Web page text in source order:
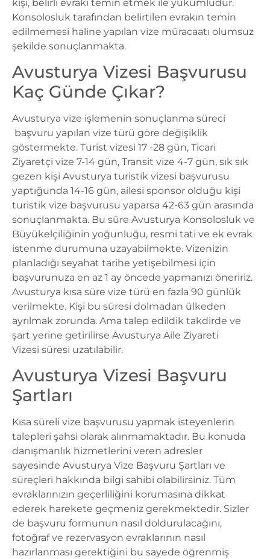
kişi, belirli evrakı temin etmek ile yükümlüdür.
Konsolosluk tarafından belirtilen evrakın temin
edilmemesi haline yapılan vize müracaatı olumsuz
şekilde sonuçlanmakta.
Avusturya Vizesi Başvurusu
Kaç Günde Çıkar?
Avusturya vize işlemenin sonuçlanma süreci
başvuru yapılan vize türü göre değişiklik
göstermekte. Turist vizesi 17 -28 gün, Ticari
Ziyaretçi vize 7-14 gün, Transit vize 4-7 gün, sık sık
gezen kişi Avusturya turistik vizesi başvurusu
yaptığunda 14-16 gün, ailesi sponsor olduğu kişi
turistik vize başvurusu yaparsa 42-63 gün arasında
sonuçlanmakta. Bu süre Avusturya Konsolosluk ve
Büyükelçiliğinin yoğunluğu, resmi tati ve ek evrak
istenme durumuna uzayabilmekte. Vizenizin
planladığı seyahat tarihe yetişebilmesi için
başvurunuza en az 1 ay öncede yapmanızı öneririz.
Avusturya kısa süre vize türü en fazla 90 günlük
verilmekte. Kişi bu süresi dolmadan ülkeden
ayrılmak zorunda. Ama talep edildik takdirde ve
şart yerine getirilirse Avusturya Aile Ziyareti
Vizesi süresi uzatılabilir.
Avusturya Vizesi Başvuru
Şartları
Kısa süreli vize başvurusu yapmak isteyenlerin
talepleri şahsi olarak alınmamaktadır. Bu konuda
danışmanlık hizmetlerini veren adresler
sayesinde Avusturya Vize Başvuru Şartları ve
süreçleri hakkında bilgi sahibi olabilirsiniz. Tüm
evraklarınızın geçerliliğini korumasına dikkat
ederek harekete geçmeniz gerekmektedir. Sizler
de başvuru formunun nasıl doldurulacağını,
fotoğraf ve rezervasyon evraklarının nasıl
hazırlanması gerektiğini bu sayede öğrenmiş